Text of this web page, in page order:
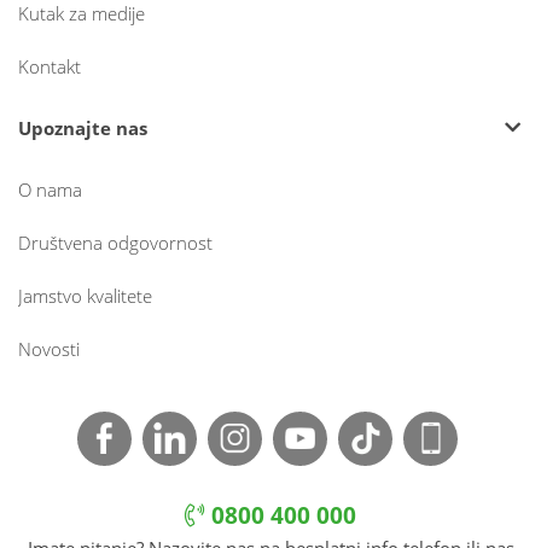
Kutak za medije
Kontakt
Upoznajte nas
O nama
Društvena odgovornost
Jamstvo kvalitete
Novosti
0800 400 000